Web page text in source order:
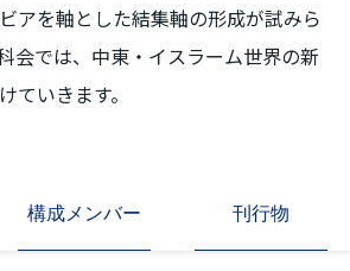
アを軸とした結集軸の形成が試みら
会では、中東・イスラーム世界の新
ていきます。
構成メンバー 刊行物